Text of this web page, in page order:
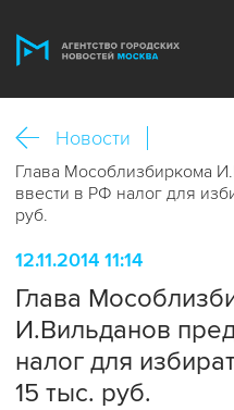
Новости
Глава Мособлизбиркома
ввести в РФ налог для
руб.
12.11.2014 11:14
Глава
И.Вильданов
налог для
15 тыс. руб.